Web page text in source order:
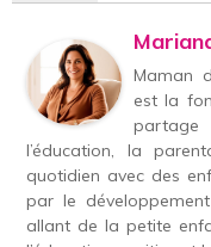
Maman
est la
partage
l’éducation, la
quotidien avec des
par le
allant de la petite